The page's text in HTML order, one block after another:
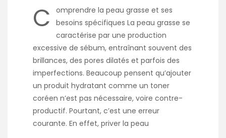
C
omprendre la peau grasse et ses
besoins spécifiques La peau grasse se
caractérise par une production
excessive de sébum, entraînant souvent des
brillances, des pores dilatés et parfois des
imperfections. Beaucoup pensent qu’ajouter
un produit hydratant comme un toner
coréen n’est pas nécessaire, voire contre-
productif. Pourtant, c’est une erreur
courante. En effet, priver la peau